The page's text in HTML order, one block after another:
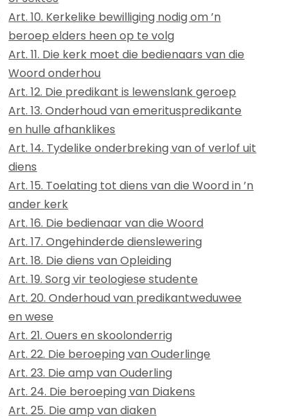
Art. 10. Kerkelike bewilliging nodig om ’n
beroep elders heen op te volg
Art. 11. Die kerk moet die bedienaars van die
Woord onderhou
Art. 12. Die predikant is lewenslank geroep
Art. 13. Onderhoud van emerituspredikante
en hulle afhanklikes
Art. 14. Tydelike onderbreking van of verlof uit
diens
Art. 15. Toelating tot diens van die Woord in ’n
ander kerk
Art. 16. Die bedienaar van die Woord
Art. 17. Ongehinderde dienslewering
Art. 18. Die diens van Opleiding
Art. 19. Sorg vir teologiese studente
Art. 20. Onderhoud van predikantweduwee
en wese
Art. 21. Ouers en skoolonderrig
Art. 22. Die beroeping van Ouderlinge
Art. 23. Die amp van Ouderling
Art. 24. Die beroeping van Diakens
Art. 25. Die amp van diaken